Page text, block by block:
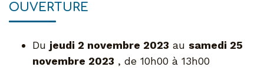
OUVERTURE
Du jeudi 2 novembre 2023 au samedi 25
novembre 2023 , de 10h00 à 13h00